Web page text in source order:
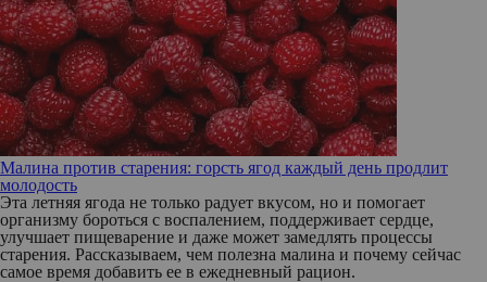
Малина против старения: горсть ягод каждый день продлит
молодость
Эта летняя ягода не только радует вкусом, но и помогает
организму бороться с воспалением, поддерживает сердце,
улучшает пищеварение и даже может замедлять процессы
старения. Рассказываем, чем полезна малина и почему сейчас
самое время добавить ее в ежедневный рацион.